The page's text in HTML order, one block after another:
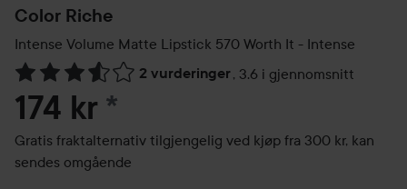
Color Riche
Intense Volume Matte Lipstick 570 Worth It - Intense
2 vurderinger, 3.6 i gjennomsnitt
Gå til Vurderinger & anmeldelser
174 kr *
Gratis fraktalternativ tilgjengelig ved kjøp fra 300 kr, kan
sendes omgående